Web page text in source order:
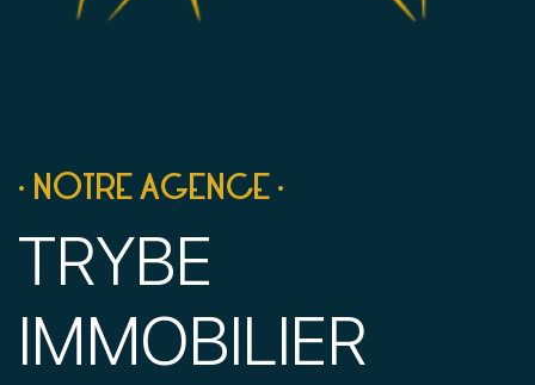
• NOTRE AGENCE •
TRYBE
IMMOBILIER